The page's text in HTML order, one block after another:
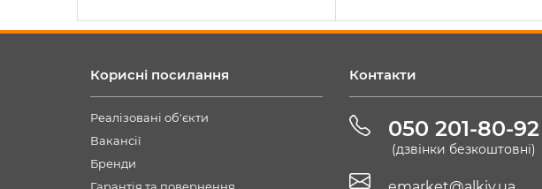
Корисні посилання
Реалізовані об'єкти
Вакансії
Бренди
Контакти
050 201-80-92
(дзвінки безкоштовні)